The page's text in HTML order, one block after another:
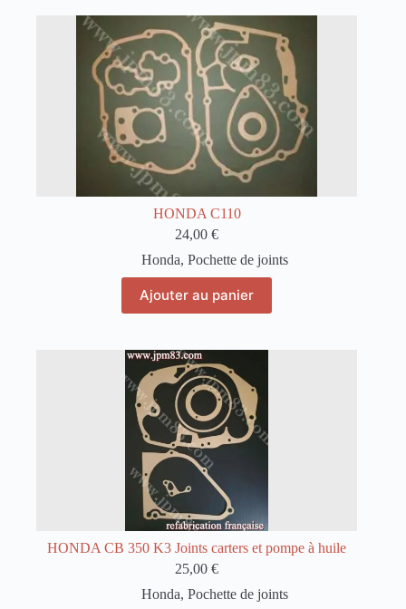
HONDA C110
24,00€
Honda,Pochette de joints
Ajouter au panier
HONDA CB 350 K3 Joints carters et pompe à huile
25,00€
Honda,Pochette de joints